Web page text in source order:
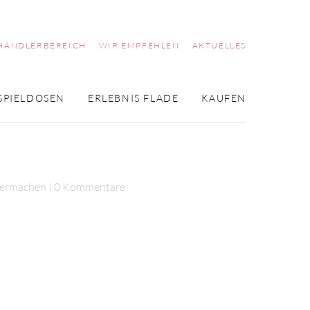
ERLEBNIS FLADE KAUFEN
WIR EMPFEHLEN AKTUELLES
0 Kommentare